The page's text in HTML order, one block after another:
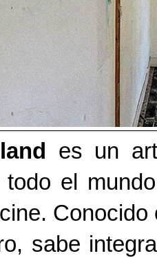
es un
todo el
sabe